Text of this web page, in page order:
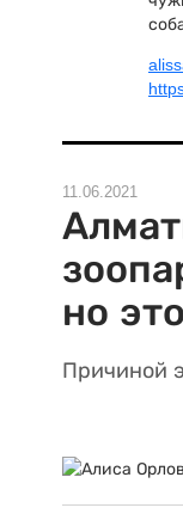
11.06.2021
но
Причиной